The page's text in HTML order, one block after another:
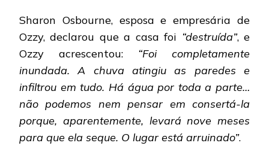
Sharon Osbourne, esposa e empresária de
Ozzy, declarou que a casa foi “destruída”, e
Ozzy acrescentou: “Foi completamente
inundada. A chuva atingiu as paredes e
infiltrou em tudo. Há água por toda a parte…
não podemos nem pensar em consertá-la
porque, aparentemente, levará nove meses
para que ela seque. O lugar está arruinado”.